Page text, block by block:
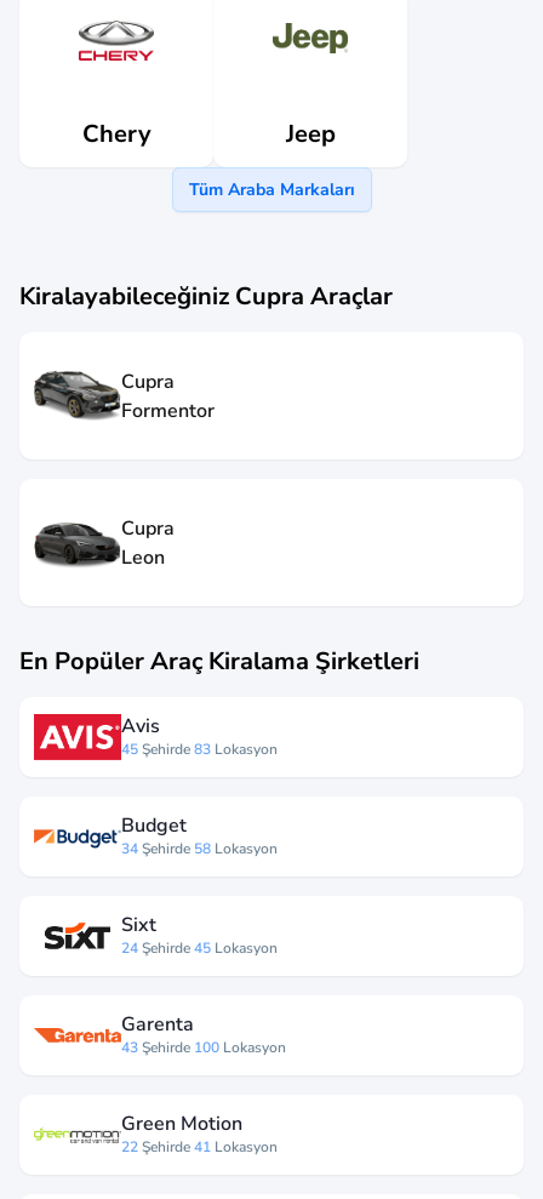
Chery Jeep
Tüm Araba Markaları
Kiralayabileceğiniz Cupra Araçlar
Cupra
Formentor
Cupra
Leon
En Popüler Araç Kiralama Şirketleri
Avis
45Şehirde83 Lokasyon
Budget
34Şehirde 58 Lokasyon
Sixt
24Şehirde45 Lokasyon
Garenta
43Şehirde 100 Lokasyon
Green Motion
22Şehirde41 Lokasyon